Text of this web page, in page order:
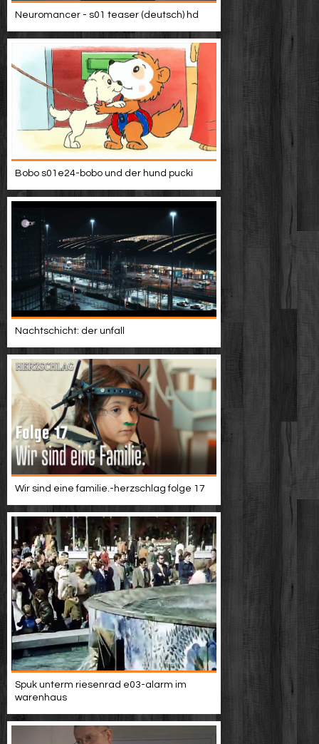
Neuromancer - s01 teaser (deutsch) hd
Bobo s01e24-bobo und der hund pucki
Nachtschicht: der unfall
Wir sind eine familie.-herzschlag folge 17
Spuk unterm riesenrad e03-alarm im
warenhaus